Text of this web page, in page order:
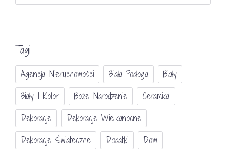
Tagi
Agencja Nieruchomości Biała Podłoga
Biały
Biały I Kolor
Boże Narodzenie
Ceramika
Dekoracje
Dekoracje Wielkanocne
Dekoracje Świateczne
Dodatki
Dom